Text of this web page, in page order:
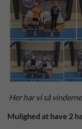
Her har vi så
Mulighed at have 2